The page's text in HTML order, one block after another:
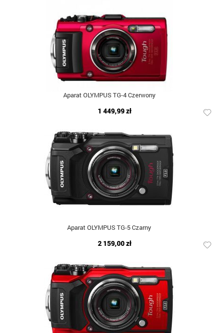
Aparat OLYMPUS TG-4 Czerwony
1 449,99 zł
Aparat OLYMPUS TG-5 Czarny
2 159,00 zł